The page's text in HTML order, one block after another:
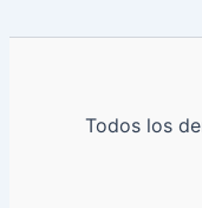
Todos los